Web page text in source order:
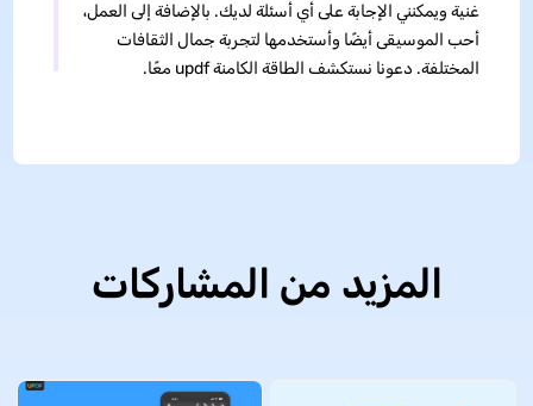
غنية ويمكنني الإجابة على أي أسئلة لديك. بالإضافة إلى العمل،
أحب الموسيقى أيضًا وأستخدمها لتجربة جمال الثقافات
المختلفة. دعونا نستكشف الطاقة الكامنة updf معًا.
المزيد من المشاركات